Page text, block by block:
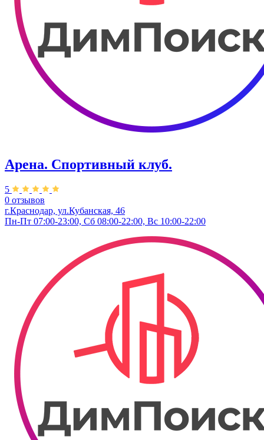
Арена. Спортивный клуб.
5
0 отзывов
г.Краснодар, ул.Кубанская, 46
Пн-Пт 07:00-23:00, Сб 08:00-22:00, Вс 10:00-22:00